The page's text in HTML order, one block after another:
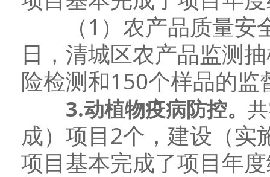
（1）农产品质量安
日，清城区农产品监测
险检测和150个样品的监
3.动植物疫病防控。 共
成）项目2个，建设（实
项目基本完成了项目年